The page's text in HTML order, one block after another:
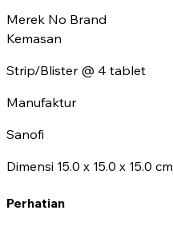
Merek No Brand
Kemasan
Strip/Blister @ 4 tablet
Manufaktur
Sanofi
Dimensi 15.0 x 15.0 x 15.0 cm
Perhatian